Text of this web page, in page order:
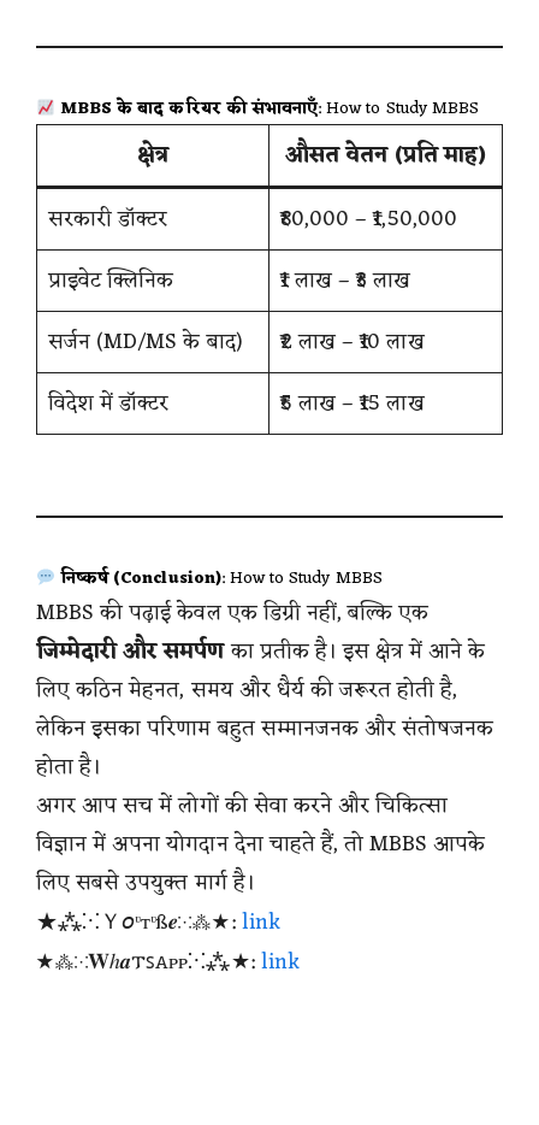
MBBS के बाद करियर की संभावनाएँ: How to Study MBBS
क्षेत्र
औसत वेतन (प्रति माह)
सरकारी डॉक्टर
₹80,000 – ₹1,50,000
प्राइवेट क्लिनिक
₹1 लाख – ₹3 लाख
सर्जन (MD/MS के बाद)
₹2 लाख – ₹10 लाख
विदेश में डॉक्टर
₹5 लाख – ₹15 लाख
निष्कर्ष (Conclusion): How to Study MBBS
MBBS की पढ़ाई केवल एक डिग्री नहीं, बल्कि एक
जिम्मेदारी और समर्पणका प्रतीक है। इस क्षेत्र में आने के
लिए कठिन मेहनत, समय और धैर्य की जरूरत होती है,
लेकिन इसका परिणाम बहुत सम्मानजनक और संतोषजनक
होता है।
अगर आप सच में लोगों की सेवा करने और चिकित्सा
विज्ञान में अपना योगदान देना चाहते हैं, तो MBBS आपके
लिए सबसे उपयुक्त मार्ग है।
★⁂⁙Ｙ𝘰ᶹтᶹß𝒆⁙⁂★:link
★⁂⁙𝐖ℎ𝒂𐍄ꜱꭺᴩᴩ⁙⁂★:link